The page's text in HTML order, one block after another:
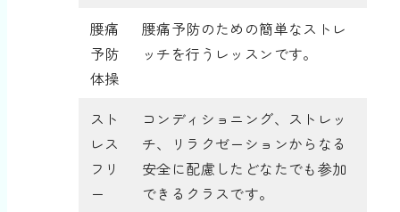
腰痛
予防
体操
腰痛予防のための簡単なストレ
ッチを行うレッスンです。
スト
レス
フリ
ー
コンディショニング、ストレッ
チ、リラクゼーションからなる
安全に配慮したどなたでも参加
できるクラスです。